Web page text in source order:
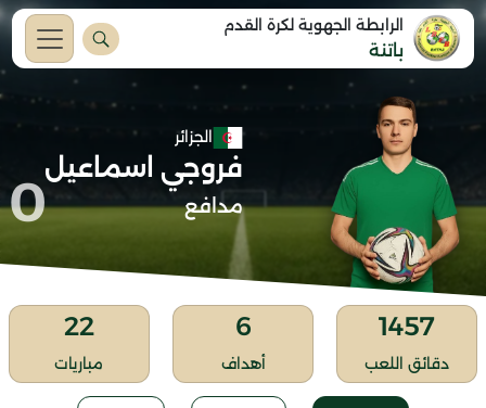
الرابطة الجهوية لكرة القدم
باتنة
الجزائر
فروجي اسماعيل
مدافع 0
1457
دقائق اللعب
6
أهداف
22
مباريات